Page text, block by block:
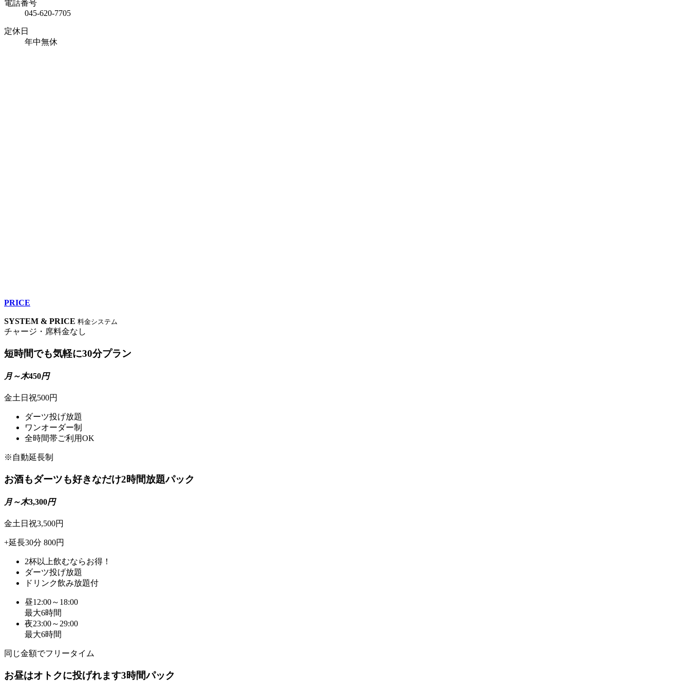
電話番号
045-620-7705
定休日
年中無休
PRICE
SYSTEM & PRICE 料金システム
チャージ・席料金なし
短時間でも気軽に30分プラン
月～木450円
金土日祝500円
ダーツ投げ放題
ワンオーダー制
全時間帯ご利用OK
※自動延長制
お酒もダーツも好きなだけ2時間放題パック
月～木3,300円
金土日祝3,500円
+延長30分 800円
2杯以上飲むならお得！
ダーツ投げ放題
ドリンク飲み放題付
昼12:00～18:00
最大6時間
夜23:00～29:00
最大6時間
同じ金額でフリータイム
お昼はオトクに投げれます3時間パック